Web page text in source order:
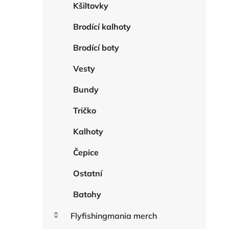
Kšiltovky
Brodící kalhoty
Brodící boty
Vesty
Bundy
Tričko
Kalhoty
Čepice
Ostatní
Batohy
Flyfishingmania merch